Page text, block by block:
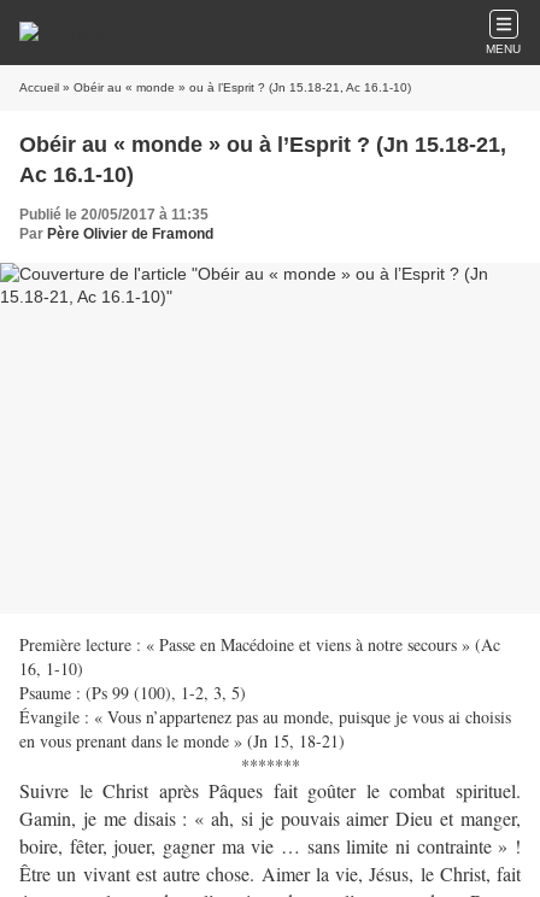
MENU
Accueil » Obéir au « monde » ou à l’Esprit ? (Jn 15.18-21, Ac 16.1-10)
Obéir au « monde » ou à l’Esprit ? (Jn 15.18-21,
Ac 16.1-10)
Publié le 20/05/2017 à 11:35
Par Père Olivier de Framond
Première lecture : « Passe en Macédoine et viens à notre secours » (Ac
16, 1-10)
Psaume : (Ps 99 (100), 1-2, 3, 5)
Évangile : « Vous n’appartenez pas au monde, puisque je vous ai choisis
en vous prenant dans le monde » (Jn 15, 18-21)
*******
Suivre le Christ après Pâques fait goûter le combat spirituel.
Gamin, je me disais : « ah, si je pouvais aimer Dieu et manger,
boire, fêter, jouer, gagner ma vie … sans limite ni contrainte » !
Être un vivant est autre chose. Aimer la vie, Jésus, le Christ, fait